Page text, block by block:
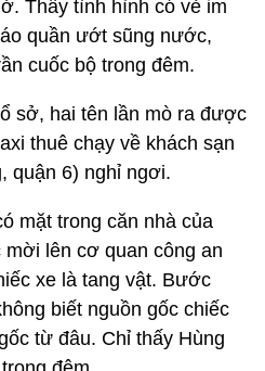
Thấy tình hình có vẻ im
quần ướt sũng nước,
cuốc bộ trong đêm.
sở, hai tên lần mò ra được
thuê chạy về khách sạn
quận 6) nghỉ ngơi.
mặt trong căn nhà của
lên cơ quan công an
xe là tang vật. Bước
biết nguồn gốc chiếc
từ đâu. Chỉ thấy Hùng